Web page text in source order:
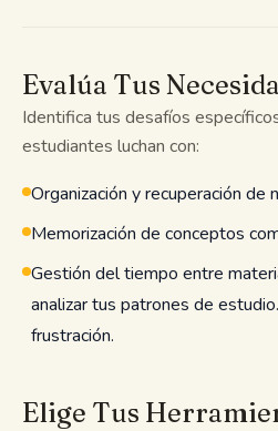
Evalúa Tus
Identifica tus desafíos
estudiantes luchan con:
Organización y recuperación de
Memorización de conceptos
Gestión del tiempo entre
analizar tus patrones de
frustración.
Elige Tus